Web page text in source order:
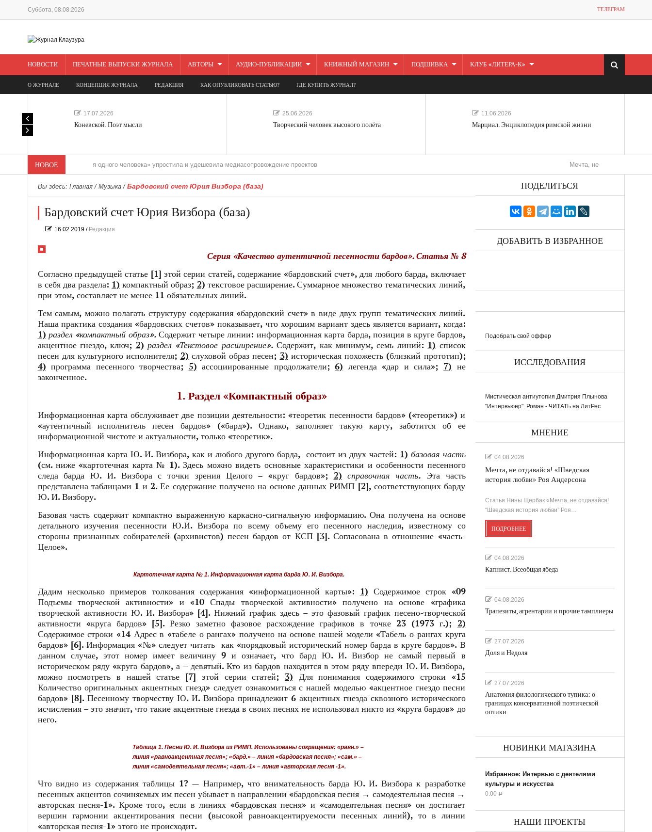
Суббота, 08.08.2026 ТЕЛЕГРАМ
НОВОСТИ ПЕЧАТНЫЕ ВЫПУСКИ ЖУРНАЛА АВТОРЫ АУДИО-ПУБЛИКАЦИИ КНИЖНЫЙ МАГАЗИН ПОДШИВКА КЛУБ «ЛИТЕРА-К»
О ЖУРНАЛЕ КОНЦЕПЦИЯ ЖУРНАЛА РЕДАКЦИЯ КАК ОПУБЛИКОВАТЬ СТАТЬЮ? ГДЕ КУПИТЬ ЖУРНАЛ?
17.07.2026
Коневской. Поэт мысли
25.06.2026
Творческий человек высокого полёта
11.06.2026
Марциал. Энциклопедия римской жизни
НОВОЕ
«Редакция одного человека» упростила и удешевила медиасопровождение проектов Мечта, не отдавайся! «Шведская
Вы здесь: Главная/ Музыка/ Бардовский счет Юрия Визбора (база)
Бардовский счет Юрия Визбора (база)
16.02.2019/ Редакция
Серия «Качество аутентичной песенности бардов». Статья № 8
Согласно предыдущей статье [1] этой серии статей, содержание «бардовский счет», для любого барда, включает
в себя два раздела: 1) компактный образ; 2) текстовое расширение. Суммарное множество тематических линий,
при этом, составляет не менее 11 обязательных линий.
Тем самым, можно полагать структуру содержания «бардовский счет» в виде двух групп тематических линий.
Наша практика создания «бардовских счетов» показывает, что хорошим вариант здесь является вариант, когда:
1) раздел «компактный образ».Содержит четыре линии: информационная карта барда, позиция в круге бардов,
акцентное гнездо, ключ; 2) раздел «Текстовое расширение».Содержит, как минимум, семь линий: 1) список
песен для культурного исполнителя; 2) слуховой образ песен; 3) историческая похожесть (близкий прототип);
4) программа песенного творчества; 5) ассоциированные продолжатели;6) легенда «дар и сила»; 7) не
законченное.
1. Раздел «Компактный образ»
Информационная карта обслуживает две позиции деятельности: «теоретик песенности бардов» («теоретик») и
«аутентичный исполнитель песен бардов» («бард»). Однако, заполняет такую карту, заботится об ее
информационной чистоте и актуальности, только «теоретик».
Информационная карта Ю. И. Визбора, как и любого другого барда, состоит из двух частей: 1) базовая часть
(см. ниже «картотечная карта № 1). Здесь можно видеть основные характеристики и особенности песенного
следа барда Ю. И. Визбора с точки зрения Целого – «круг бардов»; 2) справочная часть. Эта часть
представлена таблицами 1 и 2. Ее содержание получено на основе данных РИМП [2], соответствующих барду
Ю. И. Визбору.
Базовая часть содержит компактно выраженную каркасно-сигнальную информацию. Она получена на основе
детального изучения песенности Ю.И. Визбора по всему объему его песенного наследия, известному со
стороны признанных собирателей (архивистов) песен бардов от КСП [3]. Согласована в отношение «часть-
Целое».
Картотечная карта № 1. Информационная карта барда Ю. И. Визбора.
Дадим несколько примеров толкования содержания «информационной карты»: 1) Содержимое строк «09
Подъемы творческой активности» и «10 Спады творческой активности» получено на основе «графика
творческой активности Ю. И. Визбора» [4]. Нижний график здесь – это фазовый график песено-творческой
активности «круга бардов» [5]. Резко заметно фазовое расхождение графиков в точке 23 (1973 г.); 2)
Содержимое строки «14 Адрес в «табеле о рангах» получено на основе нашей модели «Табель о рангах круга
бардов» [6]. Информация «№» следует читать как «порядковый исторический номер барда в круге бардов». В
данном случае, этот номер имеет величину 9 и означает, что бард Ю. И. Визбор не самый первый в
историческом ряду «круга бардов», а – девятый. Кто из бардов находится в этом ряду впереди Ю. И. Визбора,
можно посмотреть в нашей статье [7] этой серии статей; 3) Для понимания содержимого строки «15
Количество оригинальных акцентных гнезд» следует ознакомиться с нашей моделью «акцентное гнездо песни
бардов» [8]. Песенному творчеству Ю. И. Визбора принадлежит 6 акцентных гнезда сквозного исторического
исчисления – это значит, что такие акцентные гнезда в своих песнях не использовал никто из «круга бардов» до
него.
Таблица 1. Песни Ю. И. Визбора из РИМП. Использованы сокращения: «равн.» –
линия «равноакцентная песня»; «бард.» – линия «бардовская песня»; «сам.» –
линия «самодеятельная песня»; «авт.-1» – линия «авторская песня -1».
Что видно из содержания таблицы 1? — Например, что внимательность барда Ю. И. Визбора к разработке
песенных акцентов сочиняемых им песен убывает в направлении «бардовская песня → самодеятельная песня →
авторская песня-1». Кроме того, если в линиях «бардовская песня» и «самодеятельная песня» он достигает
вершин гармонии акцентирования песни (высокой равноакцентируемости песенных линий), то в линии
«авторская песня-1» этого не происходит.
ПОДЕЛИТЬСЯ
ДОБАВИТЬ В ИЗБРАННОЕ
Подобрать свой оффер
ИССЛЕДОВАНИЯ
Мистическая антиутопия Дмитрия Плынова
"Интервьюер". Роман - ЧИТАТЬ на ЛитРес
МНЕНИЕ
04.08.2026
Мечта, не отдавайся! «Шведская
история любви» Роя Андерсона
Статья Нины Щербак «Мечта, не отдавайся!
“Шведская история любви” Роя…
ПОДРОБНЕЕ
04.08.2026
Капнист. Всеобщая ябеда
04.08.2026
Трапезиты, агрентарии и прочие тамплиеры
27.07.2026
Доля и Недоля
27.07.2026
Анатомия филологического тупика: о
границах консервативной поэтической
оптики
НОВИНКИ МАГАЗИНА
Избранное: Интервью с деятелями
культуры и искусства
0.00 Р
НАШИ ПРОЕКТЫ